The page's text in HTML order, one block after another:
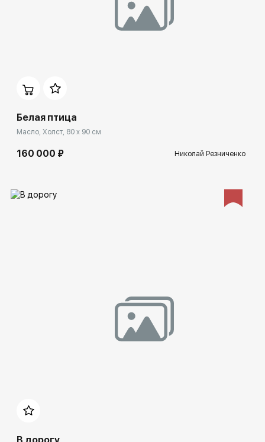
Белая птица
Масло, Холст, 80 x 90 см
160 000 ₽ Николай Резниченко
В дорогу